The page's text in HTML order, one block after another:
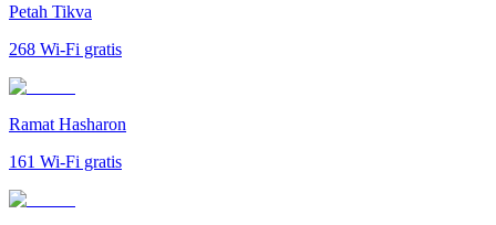
Petah Tikva
268 Wi-Fi gratis
Ramat Hasharon
161 Wi-Fi gratis